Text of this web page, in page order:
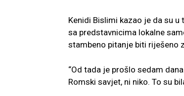
Kenidi Bislimi kazao je da su
sa predstavnicima lokalne
stambeno pitanje biti riješeno
“Od tada je prošlo sedam
Romski savjet, ni niko. To su